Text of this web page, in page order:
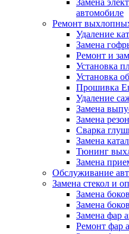
Замена
автомобиле
Ремонт
Удаление
Замена
Ремонт и
Установка
Установка
Прошивка
Удаление
Замена
Замена
Сварка
Замена
Тюнинг
Замена
Обслуживание
Замена стекол и
Замена
Замена
Замена фар
Ремонт фар